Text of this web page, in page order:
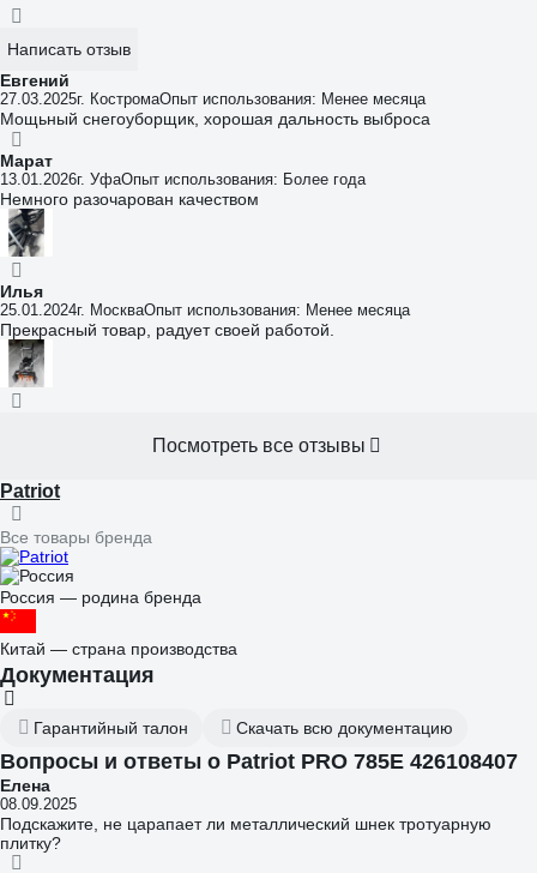
Написать отзыв
Евгений
27.03.2025г. КостромаОпыт использования: Менее месяца
Мощьный снегоуборщик, хорошая дальность выброса
Марат
13.01.2026г. УфаОпыт использования: Более года
Немного разочарован качеством
Илья
25.01.2024г. МоскваОпыт использования: Менее месяца
Прекрасный товар, радует своей работой.
Посмотреть все отзывы
Patriot
Все товары бренда
Россия — родина бренда
Китай — страна производства
Документация
Гарантийный талон Скачать всю документацию
Вопросы и ответы о Patriot PRO 785Е 426108407
Елена
08.09.2025
Подскажите, не царапает ли металлический шнек тротуарную
плитку?